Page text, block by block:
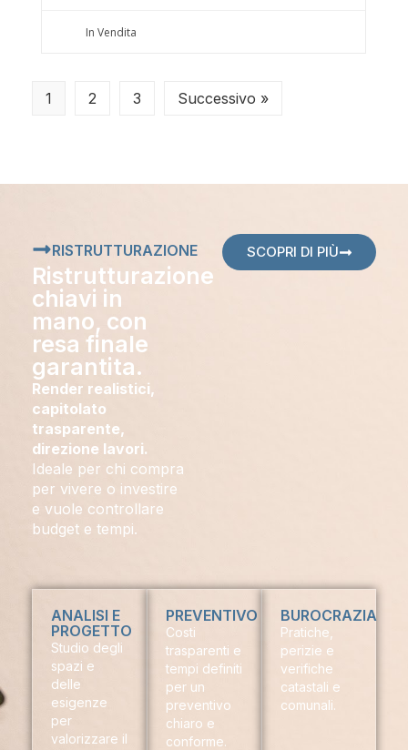
In Vendita
1 2 3 Successivo »
RISTRUTTURAZIONE
Ristrutturazione
chiavi in
mano, con
resa finale
garantita.
Render realistici,
capitolato
trasparente,
direzione lavori.
Ideale per chi compra
per vivere o investire
e vuole controllare
budget e tempi.
SCOPRI DI PIÙ
ANALISI E
PROGETTO
Studio degli
spazi e
delle
esigenze
per
valorizzare il
PREVENTIVO
Costi
trasparenti e
tempi definiti
per un
preventivo
chiaro e
conforme.
BUROCRAZIA
Pratiche,
perizie e
verifiche
catastali e
comunali.